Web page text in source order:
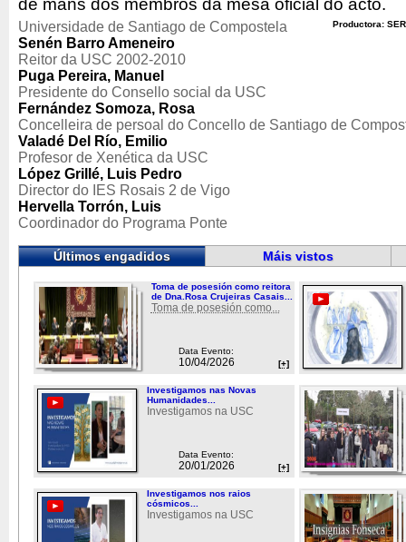
de mans dos membros da mesa oficial do acto.
Productora:
Universidade de Santiago de Compostela
Senén Barro Ameneiro
Reitor da USC 2002-2010
Puga Pereira, Manuel
Presidente do Consello social da USC
Fernández Somoza, Rosa
Concelleira de persoal do Concello de Santiago de
Valadé Del Río, Emilio
Profesor de Xenética da USC
López Grillé, Luis Pedro
Director do IES Rosais 2 de Vigo
Hervella Torrón, Luis
Coordinador do Programa Ponte
Últimos engadidos Máis vistos
Toma de posesión como reitora
de Dna.Rosa Crujeiras Casais...
Toma de posesión como...
Data Evento:
10/04/2026 [+]
Investigamos nas Novas
Humanidades...
Investigamos na USC
Data Evento:
20/01/2026 [+]
Investigamos nos raios
cósmicos...
Investigamos na USC